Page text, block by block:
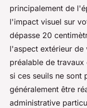
principalement de
l'impact visuel sur
dépasse 20
l'aspect extérieur de
préalable de travaux
si ces seuils ne sont
généralement être
administrative